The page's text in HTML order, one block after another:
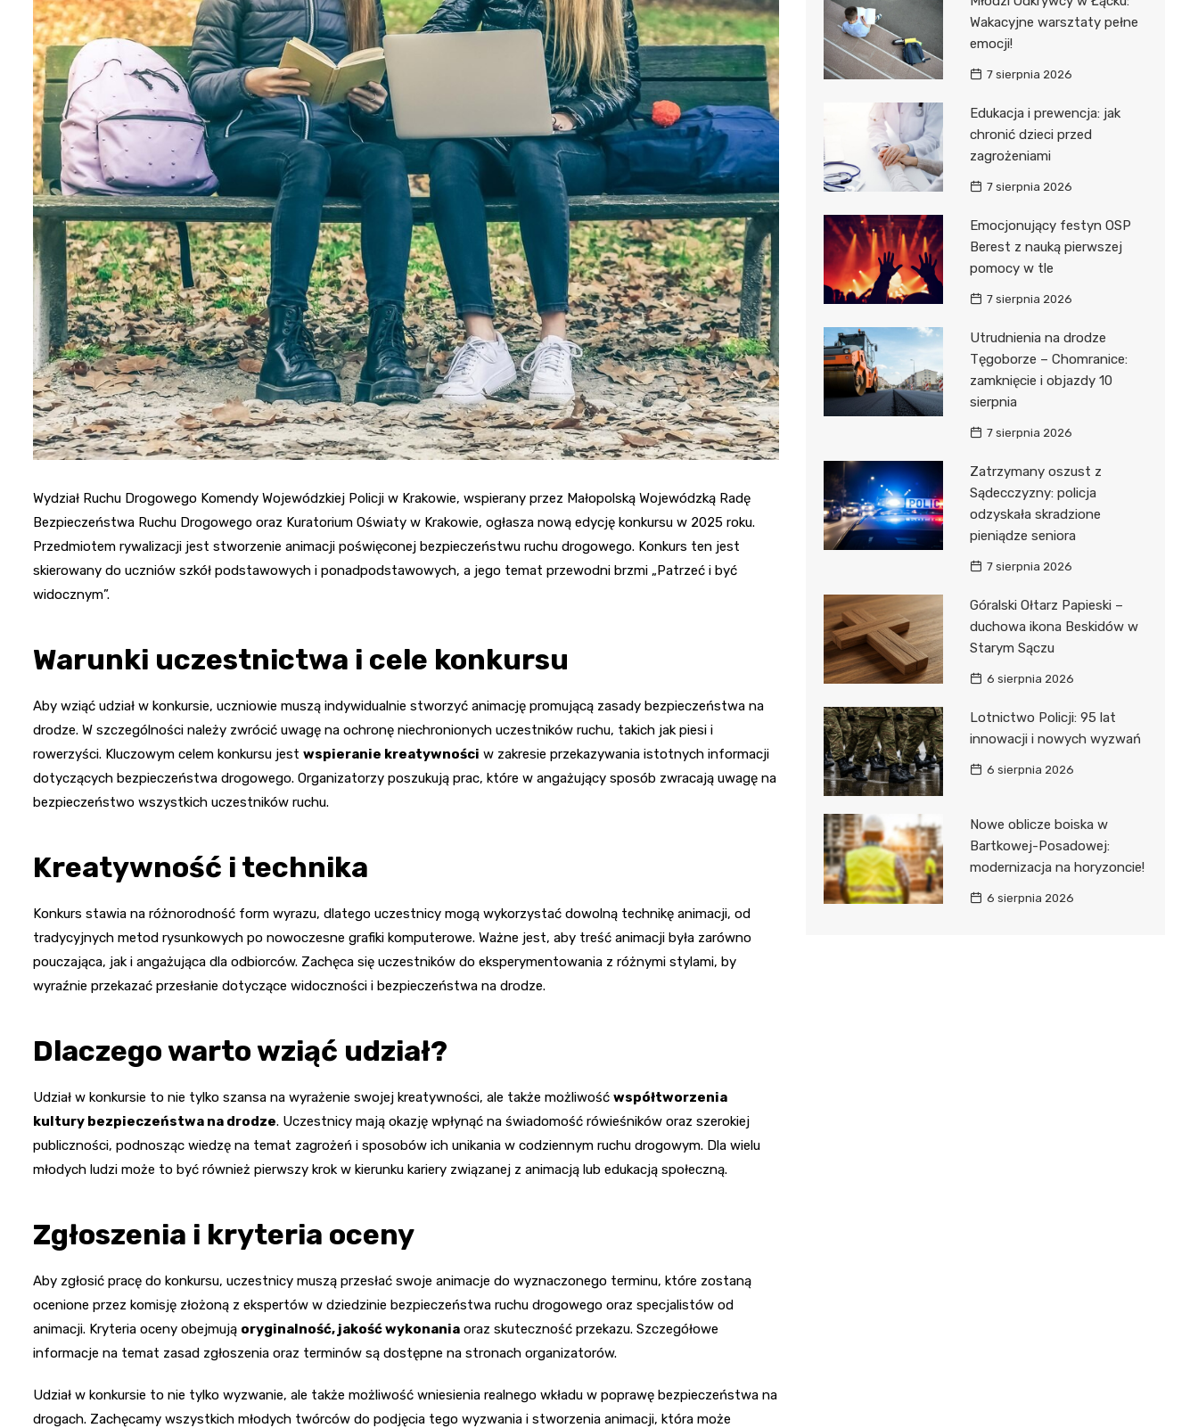
Kamienicą
Park Strzelecki
Enklawa przyrodnicza
„Bobrowisko”
Kościół św. Kazimierza
Synagoga i cmentarz
żydowski
Dworzec kolejowy
Kościół pw. Matki Bożej
Niepokalanej
Wydział Ruchu Drogowego Komendy Wojewódzkiej Policji w Krakowie, wspierany przez Małopolską Wojewódzką Radę
Bezpieczeństwa Ruchu Drogowego oraz Kuratorium Oświaty w Krakowie, ogłasza nową edycję konkursu w 2025 roku.
Przedmiotem rywalizacji jest stworzenie animacji poświęconej bezpieczeństwu ruchu drogowego. Konkurs ten jest
skierowany do uczniów szkół podstawowych i ponadpodstawowych, a jego temat przewodni brzmi „Patrzeć i być
widocznym”.
Warunki uczestnictwa i cele konkursu
Aby wziąć udział w konkursie, uczniowie muszą indywidualnie stworzyć animację promującą zasady bezpieczeństwa na
drodze. W szczególności należy zwrócić uwagę na ochronę niechronionych uczestników ruchu, takich jak piesi i
rowerzyści. Kluczowym celem konkursu jest wspieranie kreatywności w zakresie przekazywania istotnych informacji
dotyczących bezpieczeństwa drogowego. Organizatorzy poszukują prac, które w angażujący sposób zwracają uwagę na
bezpieczeństwo wszystkich uczestników ruchu.
Kreatywność i technika
Konkurs stawia na różnorodność form wyrazu, dlatego uczestnicy mogą wykorzystać dowolną technikę animacji, od
tradycyjnych metod rysunkowych po nowoczesne grafiki komputerowe. Ważne jest, aby treść animacji była zarówno
pouczająca, jak i angażująca dla odbiorców. Zachęca się uczestników do eksperymentowania z różnymi stylami, by
wyraźnie przekazać przesłanie dotyczące widoczności i bezpieczeństwa na drodze.
Dlaczego warto wziąć udział?
Udział w konkursie to nie tylko szansa na wyrażenie swojej kreatywności, ale także możliwość współtworzenia
kultury bezpieczeństwa na drodze. Uczestnicy mają okazję wpłynąć na świadomość rówieśników oraz szerokiej
publiczności, podnosząc wiedzę na temat zagrożeń i sposobów ich unikania w codziennym ruchu drogowym. Dla wielu
młodych ludzi może to być również pierwszy krok w kierunku kariery związanej z animacją lub edukacją społeczną.
Zgłoszenia i kryteria oceny
Aby zgłosić pracę do konkursu, uczestnicy muszą przesłać swoje animacje do wyznaczonego terminu, które zostaną
ocenione przez komisję złożoną z ekspertów w dziedzinie bezpieczeństwa ruchu drogowego oraz specjalistów od
animacji. Kryteria oceny obejmują oryginalność, jakość wykonania oraz skuteczność przekazu. Szczegółowe
informacje na temat zasad zgłoszenia oraz terminów są dostępne na stronach organizatorów.
Udział w konkursie to nie tylko wyzwanie, ale także możliwość wniesienia realnego wkładu w poprawę bezpieczeństwa na
drogach. Zachęcamy wszystkich młodych twórców do podjęcia tego wyzwania i stworzenia animacji, która może
Wakacyjne warsztaty pełne
emocji!
7 sierpnia 2026
Edukacja i prewencja: jak
chronić dzieci przed
zagrożeniami
7 sierpnia 2026
Emocjonujący festyn OSP
Berest z nauką pierwszej
pomocy w tle
7 sierpnia 2026
Utrudnienia na drodze
Tęgoborze – Chomranice:
zamknięcie i objazdy 10
sierpnia
7 sierpnia 2026
Zatrzymany oszust z
Sądecczyzny: policja
odzyskała skradzione
pieniądze seniora
7 sierpnia 2026
Góralski Ołtarz Papieski –
duchowa ikona Beskidów w
Starym Sączu
6 sierpnia 2026
Lotnictwo Policji: 95 lat
innowacji i nowych wyzwań
6 sierpnia 2026
Nowe oblicze boiska w
Bartkowej-Posadowej:
modernizacja na horyzoncie!
6 sierpnia 2026